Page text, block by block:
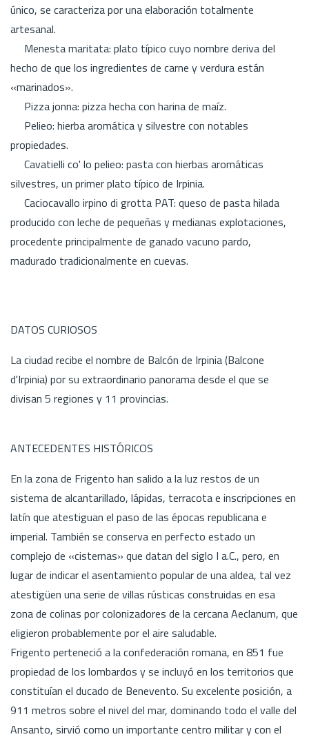
único, se caracteriza por una elaboración totalmente
artesanal.
Menesta maritata: plato típico cuyo nombre deriva del
hecho de que los ingredientes de carne y verdura están
«marinados».
Pizza jonna: pizza hecha con harina de maíz.
Pelieo: hierba aromática y silvestre con notables
propiedades.
Cavatielli co' lo pelieo: pasta con hierbas aromáticas
silvestres, un primer plato típico de Irpinia.
Caciocavallo irpino di grotta PAT: queso de pasta hilada
producido con leche de pequeñas y medianas explotaciones,
procedente principalmente de ganado vacuno pardo,
madurado tradicionalmente en cuevas.
DATOS CURIOSOS
La ciudad recibe el nombre de Balcón de Irpinia (Balcone
d'Irpinia) por su extraordinario panorama desde el que se
divisan 5 regiones y 11 provincias.
ANTECEDENTES HISTÓRICOS
En la zona de Frigento han salido a la luz restos de un
sistema de alcantarillado, lápidas, terracota e inscripciones en
latín que atestiguan el paso de las épocas republicana e
imperial. También se conserva en perfecto estado un
complejo de «cisternas» que datan del siglo I a.C., pero, en
lugar de indicar el asentamiento popular de una aldea, tal vez
atestigüen una serie de villas rústicas construidas en esa
zona de colinas por colonizadores de la cercana Aeclanum, que
eligieron probablemente por el aire saludable.
Frigento perteneció a la confederación romana, en 851 fue
propiedad de los lombardos y se incluyó en los territorios que
constituían el ducado de Benevento. Su excelente posición, a
911 metros sobre el nivel del mar, dominando todo el valle del
Ansanto, sirvió como un importante centro militar y con el